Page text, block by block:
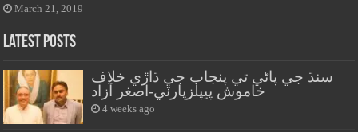
March 21, 2019
Latest Posts
سنڌ جي پاڻي تي پنجاب جي ڌاڙي خلاف
خاموش پيپلزپارٽي-اصغر آزاد
4 weeks ago